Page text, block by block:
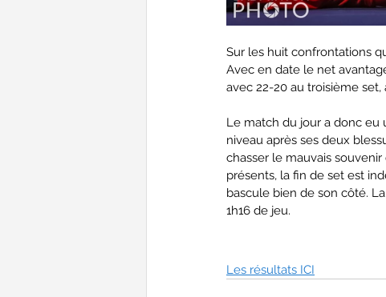
Sur les huit confrontations
Avec en date le net
avec 22-20 au troisième
Le match du jour a donc eu
niveau après ses deux
chasser le mauvais
présents, la fin de set est
bascule bien de son côté.
1h16 de jeu.
Les résultats ICI